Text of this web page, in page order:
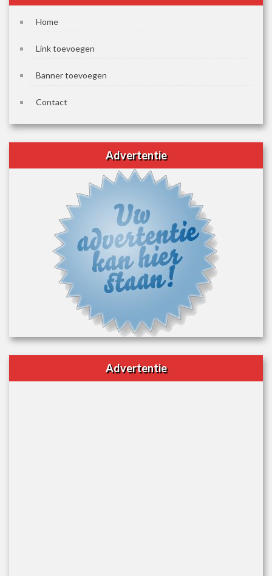
Home
Link toevoegen
Banner toevoegen
Contact
Advertentie
Advertentie